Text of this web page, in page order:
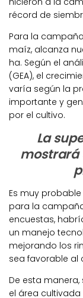
récord de
Para la
maíz, alcanza
ha. Según el
(GEA), el
varía según la
importante y
por el cultivo.
La
mostrará
Es muy
para la
encuestas,
un manejo
mejorando los
sea favorable al
De esta
el área cultivada